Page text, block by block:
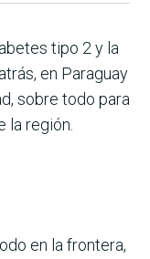
tipo 2 y la
en Paraguay
sobre todo para
la región.
en la frontera,